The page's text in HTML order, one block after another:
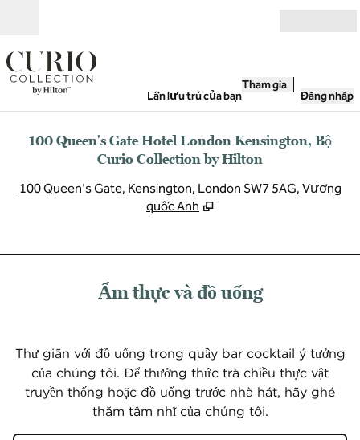
Lần lưu trú của bạn
Tham gia
Đăng nhập
100 Queen's Gate Hotel London Kensington, Bộ
Curio Collection by Hilton
100 Queen's Gate, Kensington, London SW7 5AG, Vương
quốc Anh
Ẩm thực và đồ uống
Thư giãn với đồ uống trong quầy bar cocktail ý tưởng
của chúng tôi. Để thưởng thức trà chiều thực vật
truyền thống hoặc đồ uống trước nhà hát, hãy ghé
thăm tâm nhĩ của chúng tôi.